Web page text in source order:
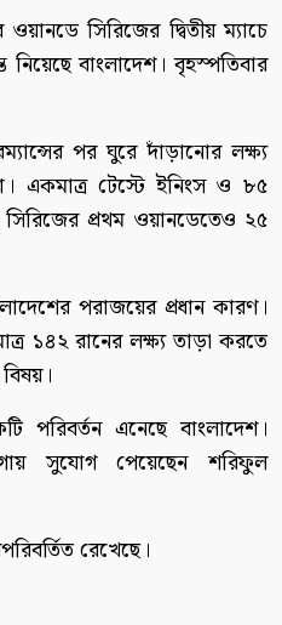
ওয়ানডে সিরিজের দ্বিতীয় ম্যাচে
নিয়েছে বাংলাদেশ। বৃহস্পতিবার
পর ঘুরে দাঁড়ানোর লক্ষ্য
একমাত্র টেস্টে ইনিংস ও ৮৫
প্রথম ওয়ানডেতেও ২৫
পরাজয়ের প্রধান কারণ।
১৪২ রানের লক্ষ্য তাড়া করতে
এনেছে বাংলাদেশ।
সুযোগ পেয়েছেন শরিফুল
রেখেছে।